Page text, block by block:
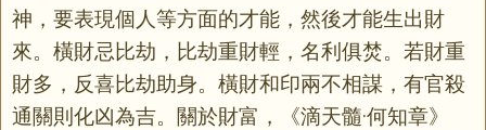
神，要表現個人等方面的才能，然後才能生出財
來。橫財忌比劫，比劫重財輕，名利俱焚。若財重
財多，反喜比劫助身。橫財和印兩不相謀，有官殺
通關則化凶為吉。關於財富，《滴天髓·何知章》